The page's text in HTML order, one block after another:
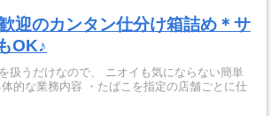
迎のカンタン仕分け箱詰め＊サ
OK♪
扱うだけなので、 ニオイも気にならない簡単